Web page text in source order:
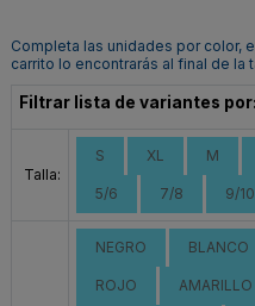
Completa las unidades por color,
carrito lo encontrarás al final de la
Filtrar lista de variantes por:
Talla:
S XL M
5/6 7/8 9/10
NEGRO BLANCO
ROJO AMARILLO